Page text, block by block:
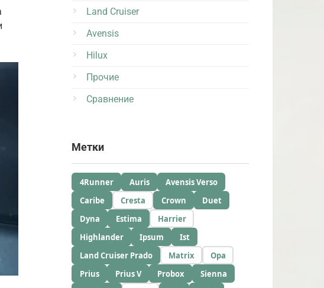
Land Cruiser
Avensis
Hilux
Прочие
Сравнение
Метки
4Runner Auris
Avensis Verso
Caribe
Cresta Crown
Duet
Dyna
Estima
Harrier
Highlander
Ipsum
Ist
Land Cruiser Prado
Matrix
Opa
Prius
Prius V Probox
Sienna